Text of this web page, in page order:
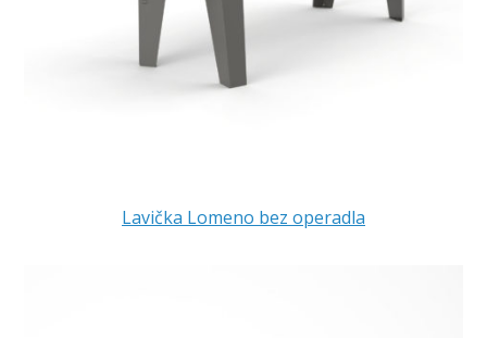
Lavička Lomeno bez operadla